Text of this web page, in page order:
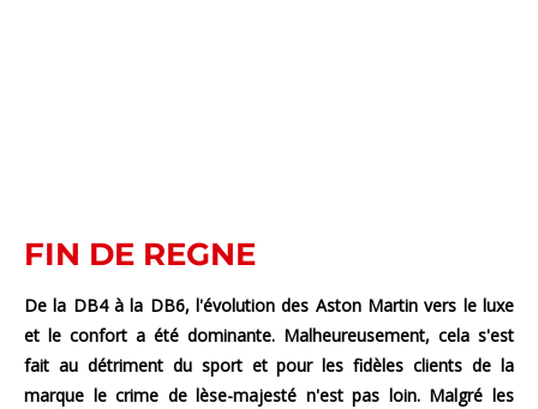
FIN DE REGNE
De la DB4 à la DB6, l'évolution des Aston Martin vers le luxe
et le confort a été dominante. Malheureusement, cela s'est
fait au détriment du sport et pour les fidèles clients de la
marque le crime de lèse-majesté n'est pas loin. Malgré les